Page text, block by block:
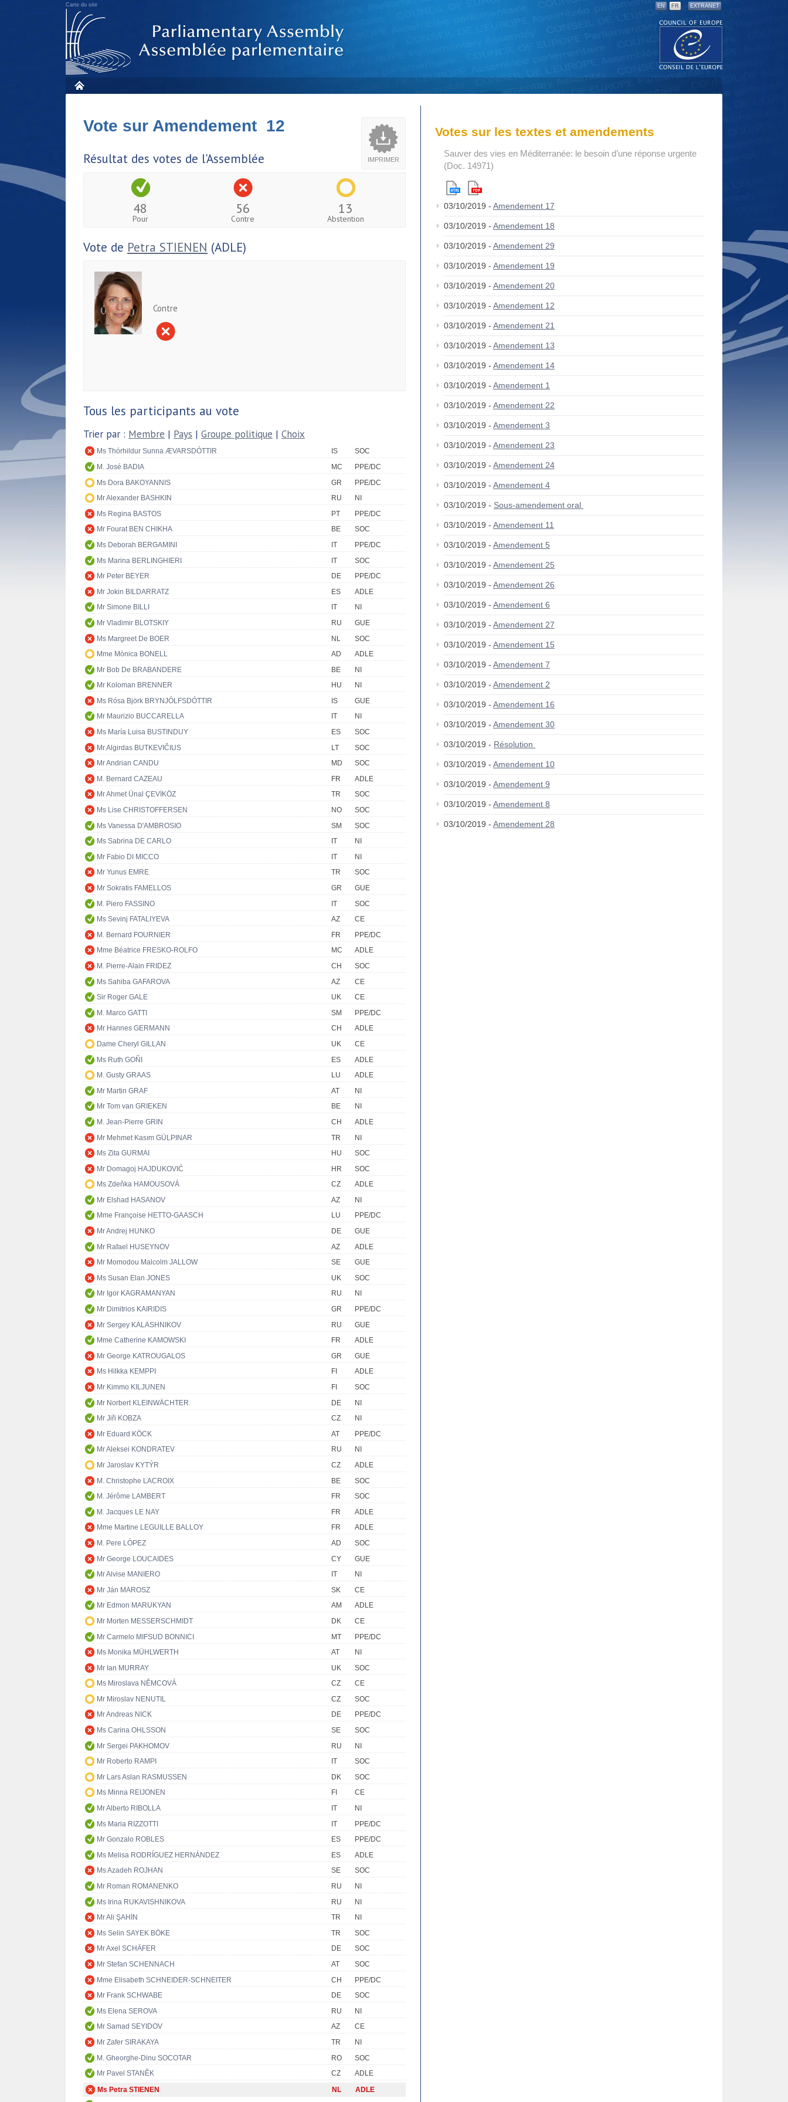
Carte du site EN FR EXTRANET
IMPRIMER
Vote sur Amendement 12
Résultat des votes de l'Assemblée
48
Pour
56
Contre
13
Abstention
Vote de Petra STIENEN (ADLE)
Contre
Tous les participants au vote
Trier par : Membre | Pays | Groupe politique | Choix
Ms Thórhildur Sunna ÆVARSDÓTTIR IS
SOC
M. José BADIA
MC
PPE/DC
Ms Dora BAKOYANNIS
GR
PPE/DC
Mr Alexander BASHKIN
RU
NI
Ms Regina BASTOS
PT
PPE/DC
Mr Fourat BEN CHIKHA
BE
SOC
Ms Deborah BERGAMINI
IT
PPE/DC
Ms Marina BERLINGHIERI
IT
SOC
Mr Peter BEYER
DE
PPE/DC
Mr Jokin BILDARRATZ
ES
ADLE
Mr Simone BILLI
IT
NI
Mr Vladimir BLOTSKIY
RU
GUE
Ms Margreet De BOER
NL
SOC
Mme Mònica BONELL
AD
ADLE
Mr Bob De BRABANDERE
BE
NI
Mr Koloman BRENNER
HU
NI
Ms Rósa Björk BRYNJÓLFSDÓTTIR
IS
GUE
Mr Maurizio BUCCARELLA
IT
NI
Ms María Luisa BUSTINDUY
ES
SOC
Mr Algirdas BUTKEVIČIUS
LT
SOC
Mr Andrian CANDU
MD
SOC
M. Bernard CAZEAU
FR
ADLE
Mr Ahmet Ünal ÇEVİKÖZ
TR
SOC
Ms Lise CHRISTOFFERSEN
NO
SOC
Ms Vanessa D'AMBROSIO
SM
SOC
Ms Sabrina DE CARLO
IT
NI
Mr Fabio DI MICCO
IT
NI
Mr Yunus EMRE
TR
SOC
Mr Sokratis FAMELLOS
GR
GUE
M. Piero FASSINO
IT
SOC
Ms Sevinj FATALIYEVA
AZ
CE
M. Bernard FOURNIER
FR
PPE/DC
Mme Béatrice FRESKO-ROLFO
MC
ADLE
M. Pierre-Alain FRIDEZ
CH
SOC
Ms Sahiba GAFAROVA
AZ
CE
Sir Roger GALE
UK
CE
M. Marco GATTI
SM
PPE/DC
Mr Hannes GERMANN
CH
ADLE
Dame Cheryl GILLAN
UK
CE
Ms Ruth GOÑI
ES
ADLE
M. Gusty GRAAS
LU
ADLE
Mr Martin GRAF
AT
NI
Mr Tom van GRIEKEN
BE
NI
M. Jean-Pierre GRIN
CH
ADLE
Mr Mehmet Kasım GÜLPINAR
TR
NI
Ms Zita GURMAI
HU
SOC
Mr Domagoj HAJDUKOVIĆ
HR
SOC
Ms Zdeňka HAMOUSOVÁ
CZ
ADLE
Mr Elshad HASANOV
AZ
NI
Mme Françoise HETTO-GAASCH
LU
PPE/DC
Mr Andrej HUNKO
DE
GUE
Mr Rafael HUSEYNOV
AZ
ADLE
Mr Momodou Malcolm JALLOW
SE
GUE
Ms Susan Elan JONES
UK
SOC
Mr Igor KAGRAMANYAN
RU
NI
Mr Dimitrios KAIRIDIS
GR
PPE/DC
Mr Sergey KALASHNIKOV
RU
GUE
Mme Catherine KAMOWSKI
FR
ADLE
Mr George KATROUGALOS
GR
GUE
Ms Hilkka KEMPPI
FI
ADLE
Mr Kimmo KILJUNEN
FI
SOC
Mr Norbert KLEINWÄCHTER
DE
NI
Mr Jiři KOBZA
CZ
NI
Mr Eduard KÖCK
AT
PPE/DC
Mr Aleksei KONDRATEV
RU
NI
Mr Jaroslav KYTÝR
CZ
ADLE
M. Christophe LACROIX
BE
SOC
M. Jérôme LAMBERT
FR
SOC
M. Jacques LE NAY
FR
ADLE
Mme Martine LEGUILLE BALLOY
FR
ADLE
M. Pere LÓPEZ
AD
SOC
Mr George LOUCAIDES
CY
GUE
Mr Alvise MANIERO
IT
NI
Mr Ján MAROSZ
SK
CE
Mr Edmon MARUKYAN
AM
ADLE
Mr Morten MESSERSCHMIDT
DK
CE
Mr Carmelo MIFSUD BONNICI
MT
PPE/DC
Ms Monika MÜHLWERTH
AT
NI
Mr Ian MURRAY
UK
SOC
Ms Miroslava NĚMCOVÁ
CZ
CE
Mr Miroslav NENUTIL
CZ
SOC
Mr Andreas NICK
DE
PPE/DC
Ms Carina OHLSSON
SE
SOC
Mr Sergei PAKHOMOV
RU
NI
Mr Roberto RAMPI
IT
SOC
Mr Lars Aslan RASMUSSEN
DK
SOC
Ms Minna REIJONEN
FI
CE
Mr Alberto RIBOLLA
IT
NI
Ms Maria RIZZOTTI
IT
PPE/DC
Mr Gonzalo ROBLES
ES
PPE/DC
Ms Melisa RODRÍGUEZ HERNÁNDEZ
ES
ADLE
Ms Azadeh ROJHAN
SE
SOC
Mr Roman ROMANENKO
RU
NI
Ms Irina RUKAVISHNIKOVA
RU
NI
Mr Ali ŞAHİN
TR
NI
Ms Selin SAYEK BÖKE
TR
SOC
Mr Axel SCHÄFER
DE
SOC
Mr Stefan SCHENNACH
AT
SOC
Mme Elisabeth SCHNEIDER-SCHNEITER
CH
PPE/DC
Mr Frank SCHWABE
DE
SOC
Ms Elena SEROVA
RU
NI
Mr Samad SEYIDOV
AZ
CE
Mr Zafer SIRAKAYA
TR
NI
M. Gheorghe-Dinu SOCOTAR
RO
SOC
Mr Pavel STANĚK
CZ
ADLE
Ms Petra STIENEN
NL
ADLE
Votes sur les textes et amendements
Sauver des vies en Méditerranée: le besoin d’une réponse urgente
(Doc. 14971)
03/10/2019 - Amendement 17
03/10/2019 - Amendement 18
03/10/2019 - Amendement 29
03/10/2019 - Amendement 19
03/10/2019 - Amendement 20
03/10/2019 - Amendement 12
03/10/2019 - Amendement 21
03/10/2019 - Amendement 13
03/10/2019 - Amendement 14
03/10/2019 - Amendement 1
03/10/2019 - Amendement 22
03/10/2019 - Amendement 3
03/10/2019 - Amendement 23
03/10/2019 - Amendement 24
03/10/2019 - Amendement 4
03/10/2019 - Sous-amendement oral
03/10/2019 - Amendement 11
03/10/2019 - Amendement 5
03/10/2019 - Amendement 25
03/10/2019 - Amendement 26
03/10/2019 - Amendement 6
03/10/2019 - Amendement 27
03/10/2019 - Amendement 15
03/10/2019 - Amendement 7
03/10/2019 - Amendement 2
03/10/2019 - Amendement 16
03/10/2019 - Amendement 30
03/10/2019 - Résolution
03/10/2019 - Amendement 10
03/10/2019 - Amendement 9
03/10/2019 - Amendement 8
03/10/2019 - Amendement 28